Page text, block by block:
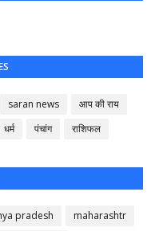
saran news
आप की राय
धर्म पंचांग राशिफल
pradesh maharashtr